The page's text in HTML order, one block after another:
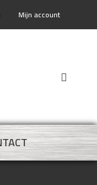
Mijn account